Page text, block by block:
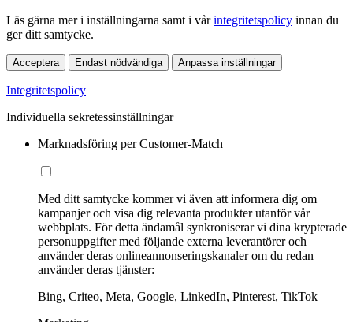
Läs gärna mer i inställningarna samt i vårintegritetspolicy innan du
ger ditt samtycke.
Acceptera Endast nödvändiga Anpassa inställningar
Integritetspolicy
Individuella sekretessinställningar
Marknadsföring per Customer-Match
Med ditt samtycke kommer vi även att informera dig om
kampanjer och visa dig relevanta produkter utanför vår
webbplats. För detta ändamål synkroniserar vi dina krypterade
personuppgifter med följande externa leverantörer och
använder deras onlineannonseringskanaler om du redan
använder deras tjänster:
Bing, Criteo, Meta, Google, LinkedIn, Pinterest, TikTok